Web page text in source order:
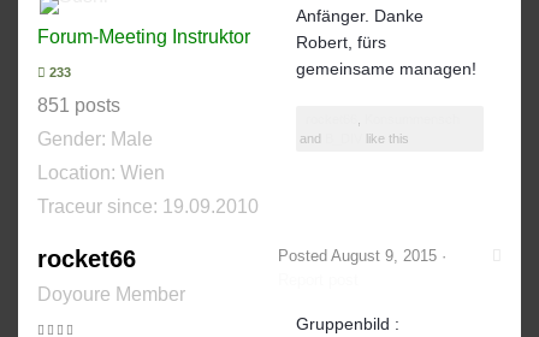
Forum-Meeting Instruktor
233
851 posts
Gender: Male
Location: Wien
Traceur since: 19.09.2010
Anfänger. Danke
Robert, fürs
gemeinsame managen!
and
like this
rocket66
Doyoure Member
Posted August 9, 2015 ·
Gruppenbild :